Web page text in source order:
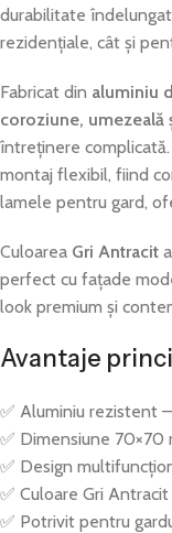
durabilitate
rezidențiale, cât și
Fabricat din aluminiu
coroziune, umezeală
întreținere
montaj flexibil, fiind
lamele pentru gard,
Culoarea Gri Antracit
perfect cu fațade
look premium și
Avantaje
✅ Aluminiu rezistent
✅ Dimensiune
✅ Design
✅ Culoare Gri
✅ Potrivit pentru